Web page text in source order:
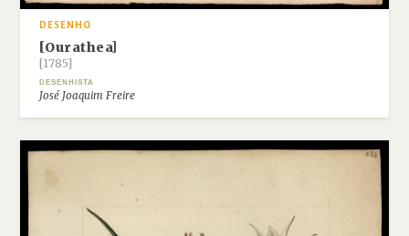
DESENHO
[Ourathea]
[1785]
DESENHISTA
José Joaquim Freire